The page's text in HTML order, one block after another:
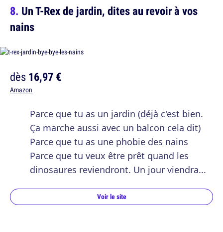
Un T-Rex de jardin, dites au revoir à vos
nains
dès16,97 €
Amazon
Parce que tu as un jardin (déjà c'est bien.
Ça marche aussi avec un balcon cela dit)
Parce que tu as une phobie des nains
Parce que tu veux être prêt quand les
dinosaures reviendront. Un jour viendra...
Voir le site